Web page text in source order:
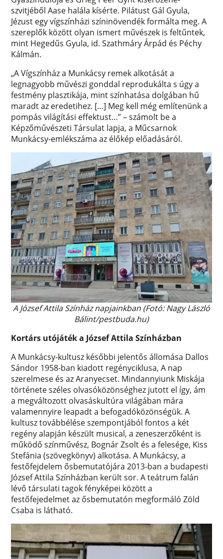
szvitjéből Aase halála kísérte. Pilátust Gál Gyula,
Jézust egy vígszínházi színinövendék formálta meg. A
szereplők között olyan ismert művészek is feltűntek,
mint Hegedűs Gyula, id. Szathmáry Árpád és Péchy
Kálmán.
„A Vígszínház a Munkácsy remek alkotását a
legnagyobb művészi gonddal reprodukálta s úgy a
festmény plasztikája, mint színhatása dolgában hű
maradt az eredetihez. […] Meg kell még említenünk a
pompás világítási effektust…” – számolt be a
Képzőművészeti Társulat lapja, a Műcsarnok
Munkácsy-emlékszáma az élőkép előadásáról.
A József Attila Színház napjainkban (Fotó: Nagy László
Bálint/pestbuda.hu)
Kortárs utójáték a József Attila Színházban
A Munkácsy-kultusz későbbi jelentős állomása Dallos
Sándor 1958-ban kiadott regényciklusa, A nap
szerelmese és az Aranyecset. Mindannyiunk Miskája
története széles olvasóközönséghez jutott el így, ám
a megváltozott olvasáskultúra világában mára
valamennyire leapadt a befogadóközönségük. A
kultusz továbbélése szempontjából fontos a két
regény alapján készült musical, a zeneszerzőként is
működő színművész, Bognár Zsolt és a felesége, Kiss
Stefánia (szövegkönyv) alkotása. A Munkácsy, a
festőfejdelem ősbemutatójára 2013-ban a budapesti
József Attila Színházban került sor. A teátrum falán
lévő társulati tagok fényképei között a
festőfejedelmet az ősbemutatón megformáló Zöld
Csaba is látható.